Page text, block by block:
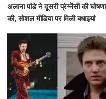
अलाना पांडे ने दूसरी प्रेग्नेंसी की घोषणा
की, सोशल मीडिया पर मिली बधाइयां